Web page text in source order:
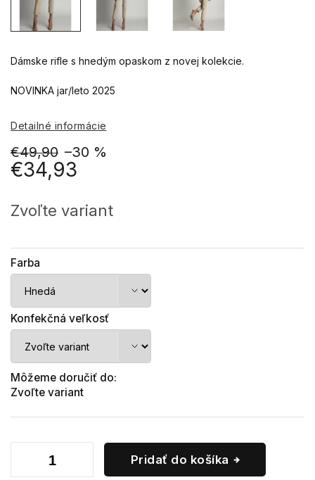
€49,90 –30 %
€34,93
cena:
Zvoľte variant
Farba
Konfekčná veľkosť
Môžeme doručiť do:
Zvoľte variant
Pridať do košíka
Dámske rifle s hnedým opaskom z novej kolekcie.
NOVINKA jar/leto 2025
Detailné informácie